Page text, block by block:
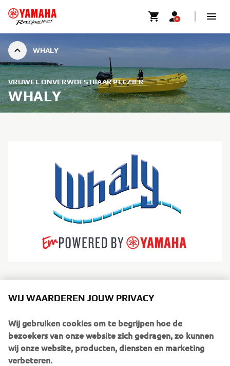
WHALY
VRIJWEL ONVERWOESTBAAR PLEZIER
WHALY
100% recyclebaar HDPE/polyethyleen, waardoor ze
zijn ontworpen voor situaties waarin betrouwbaarheid en
eenvoud belangrijker zijn dan glans of complexiteit.
Whaly‑boten zijn ideaal voor gezinnen, verhuurbedrijven,
reddingsteams en praktische gebruikers; ze zijn veilig,
WIJ WAARDEREN JOUW PRIVACY
Wij gebruiken cookies om te begrijpen hoe de
bezoekers van onze website zich gedragen, zo kunnen
wij onze website, producten, diensten en marketing
verbeteren.